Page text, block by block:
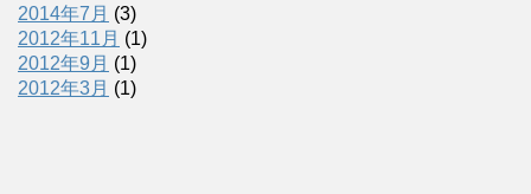
2014年7月 (3)
2012年11月 (1)
2012年9月 (1)
2012年3月 (1)